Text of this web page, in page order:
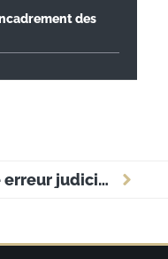
des
Une erreur judiciaire : Le plaidoyer de Tony DeDolph et l’élusion de la responsabilité